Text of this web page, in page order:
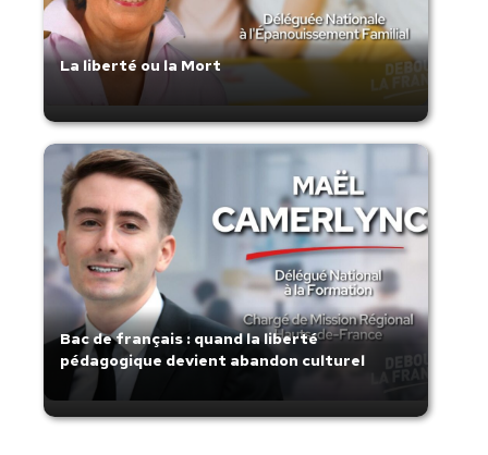
La liberté ou la Mort
Bac de français : quand la liberté
pédagogique devient abandon culturel